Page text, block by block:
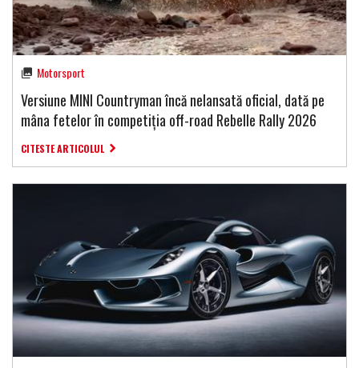
Motorsport
Versiune MINI Countryman încă nelansată oficial, dată pe
mâna fetelor în competiția off-road Rebelle Rally 2026
CITESTE ARTICOLUL